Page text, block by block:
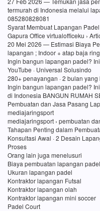
termurah di Indonesia melalui
085280828081
Syarat Membuat Lapangan
Gapura Office virtualofficeku ›
20 Mei 2026 — Estimasi Biaya
lapangan ; Indoor + atap baja
Ingin bangun lapangan padel?
YouTube · Universal Solusindo
280+ penayangan · 2 bulan yang
Ingin bangun lapangan padel?
di Indonesia BANGUN RUMAH
Pembuatan dan Jasa Pasang
mediajaringsport
mediajaringsport › pembuatan
Tahapan Penting dalam
Konsultasi Awal · 2 Desain
Proses
Orang lain juga menelusuri
Biaya pembuatan lapangan padel
Ukuran lapangan padel
Kontraktor lapangan Futsal
Kontraktor lapangan olah
Kontraktor lapangan mini soccer
Padel Court